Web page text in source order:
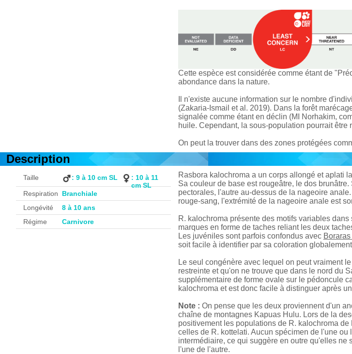
Cette espèce est considérée comme étant de
abondance dans la nature.
Il n'existe aucune information sur le nombre
(Zakaria-Ismail et al. 2019). Dans la forêt
signalée comme étant en déclin (MI Norhakim,
huile. Cependant, la sous-population pourrait
On peut la trouver dans des zones protégées
Description
Taille : 9 à 10 cm SL
: 10 à 11
cm SL
Respiration
Branchiale
Longévité
8 à 10 ans
Régime
Carnivore
Rasbora kalochroma a un corps allongé et aplati
Sa couleur de base est rougeâtre, le dos
pectorales, l'autre au-dessus de la nageoire
rouge-sang, l'extrémité de la nageoire anale est
R. kalochroma présente des motifs variables
marques en forme de taches reliant les deux
Les juvéniles sont parfois confondus avec
soit facile à identifier par sa coloration
Le seul congénère avec lequel on peut vraiment
restreinte et qu'on ne trouve que dans le nord du
supplémentaire de forme ovale sur le pédoncule
kalochroma et est donc facile à distinguer après
Note : On pense que les deux proviennent d'un
chaîne de montagnes Kapuas Hulu. Lors de la
positivement les populations de R. kalochroma
celles de R. kottelati. Aucun spécimen de l'une
intermédiaire, ce qui suggère en outre qu'elles
l'une de l'autre.